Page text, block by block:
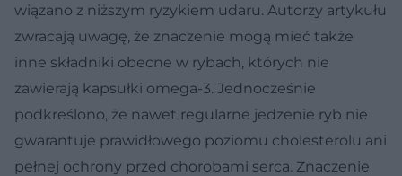
wiązano z niższym ryzykiem udaru. Autorzy artykułu
zwracają uwagę, że znaczenie mogą mieć także
inne składniki obecne w rybach, których nie
zawierają kapsułki omega-3. Jednocześnie
podkreślono, że nawet regularne jedzenie ryb nie
gwarantuje prawidłowego poziomu cholesterolu ani
pełnej ochrony przed chorobami serca. Znaczenie